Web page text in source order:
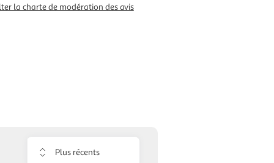
la charte de modération des avis
Trier